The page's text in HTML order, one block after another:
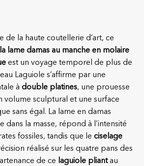
de la haute coutellerie d’art, ce
lame damas au manche en molaire
est un voyage temporel de plus de
Laguiole s’affirme par une
à double platines, une prouesse
volume sculptural et une surface
sans égal. La lame en damas
dans la masse, répond à l’intensité
fossiles, tandis que le ciselage
réalisé sur les quatre pans des
de ce laguiole pliantau